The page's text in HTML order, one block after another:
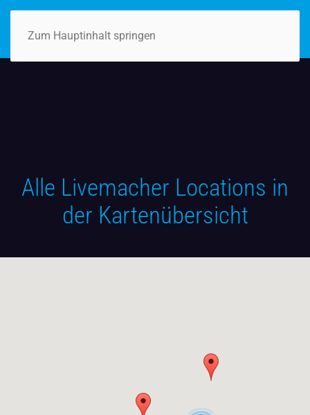
Zum Hauptinhalt springen
Alle Livemacher Locations in
der Kartenübersicht